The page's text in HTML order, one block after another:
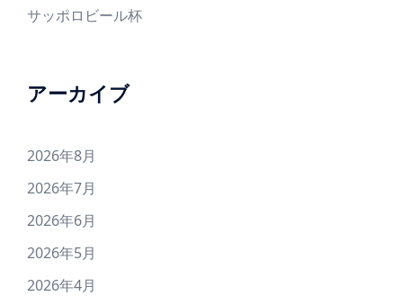
サッポロビール杯
アーカイブ
2026年8月
2026年7月
2026年6月
2026年5月
2026年4月